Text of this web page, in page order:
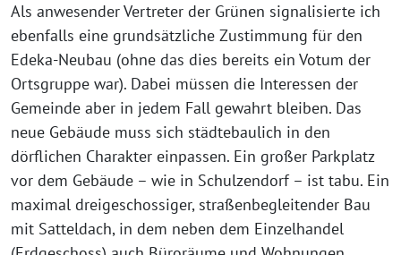
Als anwesender Vertreter der Grünen signalisierte ich
ebenfalls eine grundsätzliche Zustimmung für den
Edeka-Neubau (ohne das dies bereits ein Votum der
Ortsgruppe war). Dabei müssen die Interessen der
Gemeinde aber in jedem Fall gewahrt bleiben. Das
neue Gebäude muss sich städtebaulich in den
dörflichen Charakter einpassen. Ein großer Parkplatz
vor dem Gebäude – wie in Schulzendorf – ist tabu. Ein
maximal dreigeschossiger, straßenbegleitender Bau
mit Satteldach, in dem neben dem Einzelhandel